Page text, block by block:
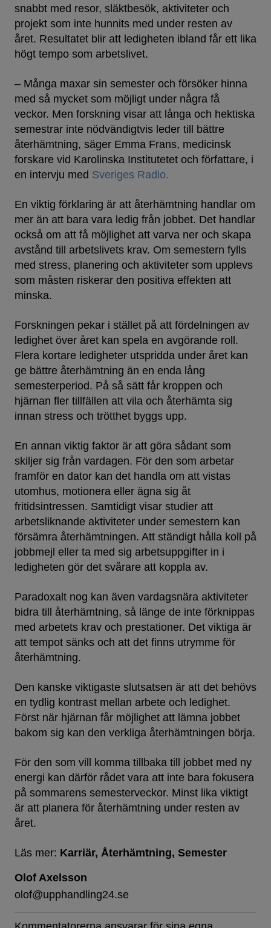
snabbt med resor, släktbesök, aktiviteter och
projekt som inte hunnits med under resten av
året. Resultatet blir att ledigheten ibland får ett lika
högt tempo som arbetslivet.
– Många maxar sin semester och försöker hinna
med så mycket som möjligt under några få
veckor. Men forskning visar att långa och hektiska
semestrar inte nödvändigtvis leder till bättre
återhämtning, säger Emma Frans, medicinsk
forskare vid Karolinska Institutetet och författare, i
en intervju med Sveriges Radio.
En viktig förklaring är att återhämtning handlar om
mer än att bara vara ledig från jobbet. Det handlar
också om att få möjlighet att varva ner och skapa
avstånd till arbetslivets krav. Om semestern fylls
med stress, planering och aktiviteter som upplevs
som måsten riskerar den positiva effekten att
minska.
Forskningen pekar i stället på att fördelningen av
ledighet över året kan spela en avgörande roll.
Flera kortare ledigheter utspridda under året kan
ge bättre återhämtning än en enda lång
semesterperiod. På så sätt får kroppen och
hjärnan fler tillfällen att vila och återhämta sig
innan stress och trötthet byggs upp.
En annan viktig faktor är att göra sådant som
skiljer sig från vardagen. För den som arbetar
framför en dator kan det handla om att vistas
utomhus, motionera eller ägna sig åt
fritidsintressen. Samtidigt visar studier att
arbetsliknande aktiviteter under semestern kan
försämra återhämtningen. Att ständigt hålla koll på
jobbmejl eller ta med sig arbetsuppgifter in i
ledigheten gör det svårare att koppla av.
Paradoxalt nog kan även vardagsnära aktiviteter
bidra till återhämtning, så länge de inte förknippas
med arbetets krav och prestationer. Det viktiga är
att tempot sänks och att det finns utrymme för
återhämtning.
Den kanske viktigaste slutsatsen är att det behövs
en tydlig kontrast mellan arbete och ledighet.
Först när hjärnan får möjlighet att lämna jobbet
bakom sig kan den verkliga återhämtningen börja.
För den som vill komma tillbaka till jobbet med ny
energi kan därför rådet vara att inte bara fokusera
på sommarens semesterveckor. Minst lika viktigt
är att planera för återhämtning under resten av
året.
Läs mer: Karriär Återhämtning Semester
Olof Axelsson
olof@upphandling24.se